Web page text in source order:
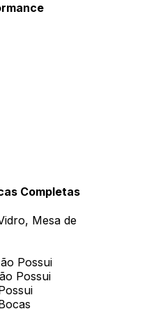
Completas
Mesa de
Possui
Possui